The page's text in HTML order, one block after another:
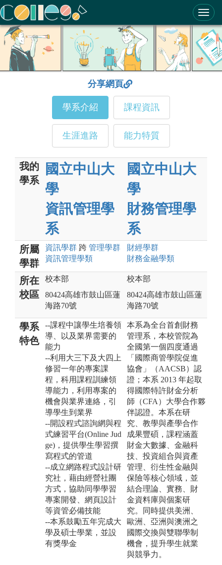
ColleGo! 大學選才與高中育才輔助系統
分享網頁
學系介紹 課程資訊
生涯進路 能力特質
我的
學系
國立中山大
學
資訊管理學
系
國立中山大
學
財務管理學
系
所屬
學群
資訊學群 跨 管理學群
資訊管理學類
財經學群
財務金融學類
所在
校區
校本部
80424高雄市鼓山區蓮
海路70號
校本部
80424高雄市鼓山區蓮
海路70號
學系
特色
--課程中讓學生培養領
導、以及業界需要的
能力
--利用大三下及大四上
修習一年的專案課
程，科用課程訓練領
導能力，利用專案的
機會與業界連絡，引
導學生到業界
--開設程式諮詢網與程
式練習平台(Online Jud
ge)，提供學生學習撰
寫程式的管道
--成立網路程式設計研
究社，藉由經營社團
方式，協助同學學習
專案開發、網頁設計
等資管必備技能
--本系鼓勵五年完成大
學及碩士學業，並設
有獎學金
本系為全台首創財務
管理系，本校管院為
全國第一個四度通過
「國際商管學院促進
協會」（AACSB）認
證；本系 2013 年起取
得國際特許財金分析
師（CFA）大學合作夥
伴認證。本系在研
究、教學與產學合作
成果豐碩，課程涵蓋
財金大數據、金融科
技、投資組合與資產
管理、衍生性金融與
保險等核心領域，並
結合理論、實務、財
金資料庫與個案研
究。同時提供美洲、
歐洲、亞洲與澳洲之
國際交換與雙聯學制
機會，提升學生就業
與競爭力。